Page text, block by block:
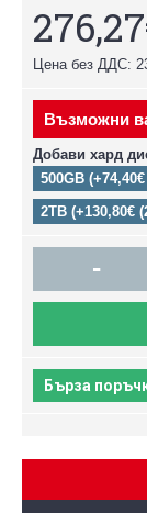
Цена без ДДС:
Възможни
Добави хард
500GB
2TB (+130,80€
-
Бърза